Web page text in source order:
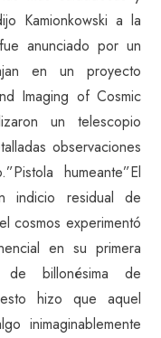
Kamionkowski a la
anunciado por un
en un proyecto
Imaging of Cosmic
un telescopio
observaciones
humeante”El
indicio residual de
cosmos experimentó
en su primera
de billonésima de
hizo que aquel
inimaginablemente